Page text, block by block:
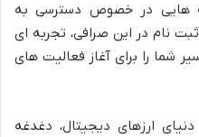
هایی در خصوص دسترسی به
نام در این صرافی، تجربه ای
شما را برای آغاز فعالیت های
ارزهای دیجیتال، دغدغه